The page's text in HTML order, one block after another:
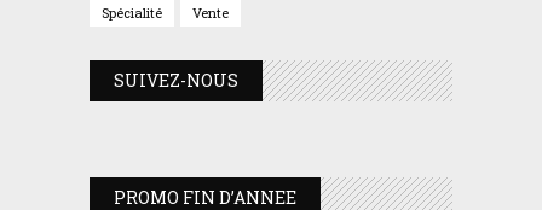
Spécialité
Vente
SUIVEZ-NOUS
PROMO FIN D’ANNEE